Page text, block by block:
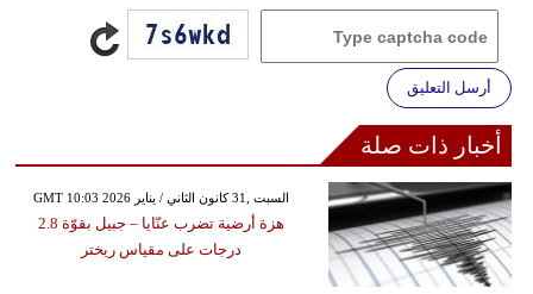
أرسل التعليق
أخبار ذات صلة
GMT 10:03 2026 السبت ,31 كانون الثاني / يناير
هزة أرضية تضرب عنّايا – جبيل بقوّة 2.8
درجات على مقياس ريختر